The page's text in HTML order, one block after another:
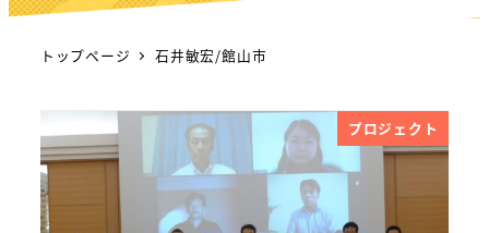
トップページ 石井敏宏/館山市
プロジェクト